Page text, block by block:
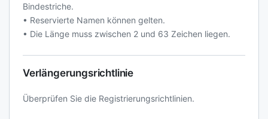
Bindestriche.
• Reservierte Namen können gelten.
• Die Länge muss zwischen 2 und 63 Zeichen liegen.
Verlängerungsrichtlinie
Überprüfen Sie die Registrierungsrichtlinien.